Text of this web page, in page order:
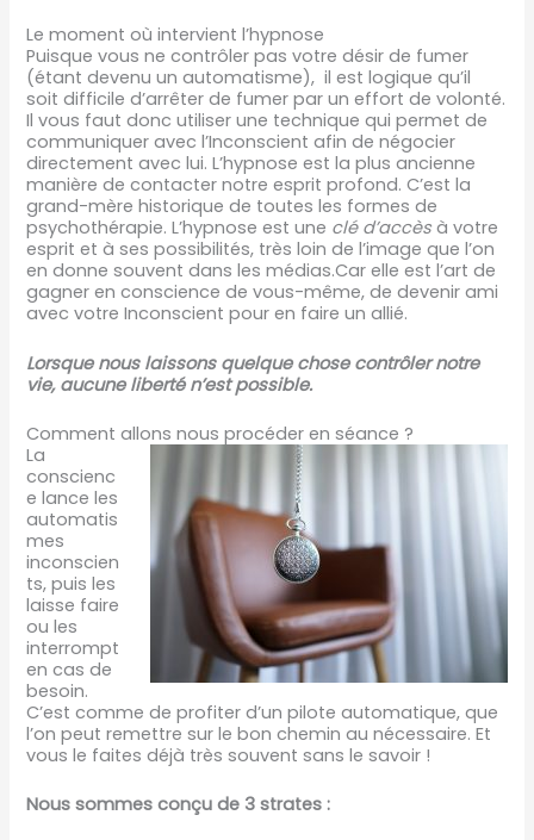
Le moment où intervient l’hypnose
Puisque vous ne contrôler pas votre désir de fumer
(étant devenu un automatisme), il est logique qu’il
soit difficile d’arrêter de fumer par un effort de volonté.
Il vous faut donc utiliser une technique qui permet de
communiquer avec l’Inconscient afin de négocier
directement avec lui. L’hypnose est la plus ancienne
manière de contacter notre esprit profond. C’est la
grand-mère historique de toutes les formes de
psychothérapie. L’hypnose est une clé d’accès à votre
esprit et à ses possibilités, très loin de l’image que l’on
en donne souvent dans les médias.Car elle est l’art de
gagner en conscience de vous-même, de devenir ami
avec votre Inconscient pour en faire un allié.
Lorsque nous laissons quelque chose contrôler notre
vie, aucune liberté n’est possible.
Comment allons nous procéder en séance ?
La
conscienc
e lance les
automatis
mes
inconscien
ts, puis les
laisse faire
ou les
interrompt
en cas de
besoin.
C’est comme de profiter d’un pilote automatique, que
l’on peut remettre sur le bon chemin au nécessaire. Et
vous le faites déjà très souvent sans le savoir !
Nous sommes conçu de 3 strates :